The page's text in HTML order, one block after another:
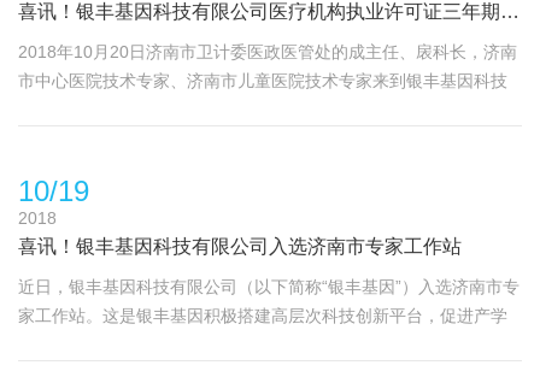
喜讯！银丰基因科技有限公司医疗机构执业许可证三年期校验审核顺利通过
2018年10月20日济南市卫计委医政医管处的成主任、扆科长，济南
市中心医院技术专家、济南市儿童医院技术专家来到银丰基因科技
10/19
2018
喜讯！银丰基因科技有限公司入选济南市专家工作站
近日，银丰基因科技有限公司（以下简称“银丰基因”）入选济南市专
家工作站。这是银丰基因积极搭建高层次科技创新平台，促进产学